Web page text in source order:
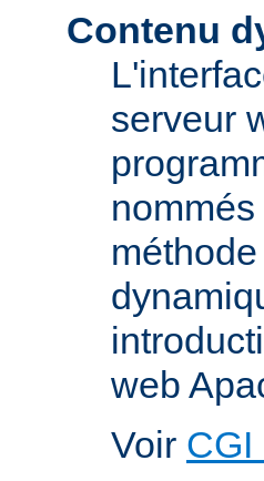
Contenu
serveur
web
Voir CGI